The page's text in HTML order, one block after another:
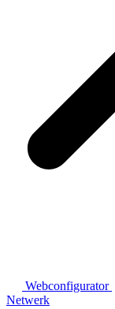
Webconfigurator
Netwerk